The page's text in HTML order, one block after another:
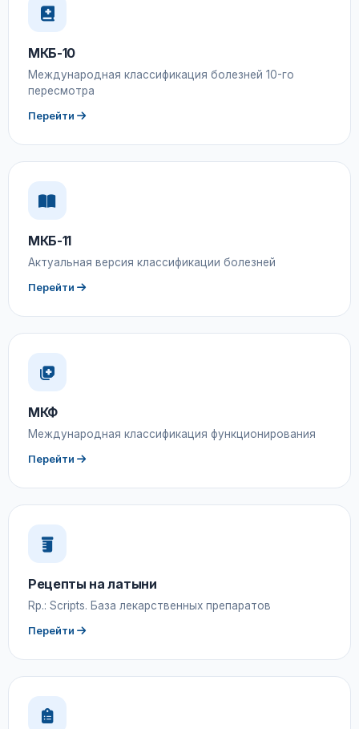
МКБ-10
Международная классификация болезней 10-го
пересмотра
Перейти
МКБ-11
Актуальная версия классификации болезней
Перейти
МКФ
Международная классификация функционирования
Перейти
Рецепты на латыни
Rp.: Scripts. База лекарственных препаратов
Перейти